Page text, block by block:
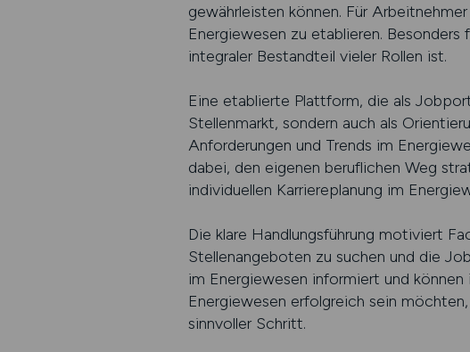
gewährleisten können. Für
Energiewesen zu etablieren.
integraler Bestandteil vieler Rollen ist.
Eine etablierte Plattform, die als
Stellenmarkt, sondern auch als
Anforderungen und Trends im
dabei, den eigenen beruflichen Weg
individuellen Karriereplanung im
Die klare Handlungsführung motiviert
Stellenangeboten zu suchen und die
im Energiewesen informiert und
Energiewesen erfolgreich sein
sinnvoller Schritt.